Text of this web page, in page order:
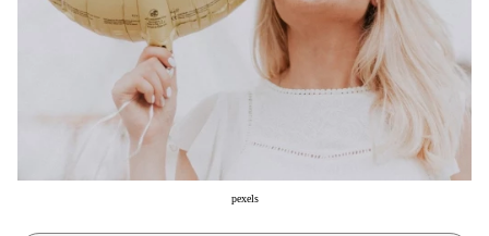
Fitness
Woman Power
Parenting
Πρόσωπα
pexels